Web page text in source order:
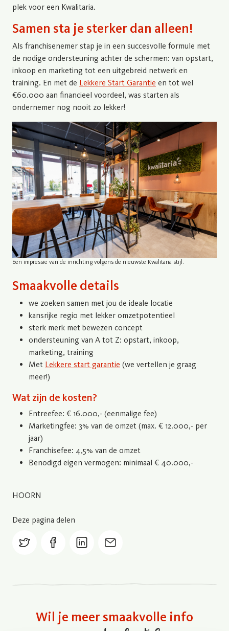
plek voor een Kwalitaria.
Samen sta je sterker dan alleen!
Als franchisenemer stap je in een succesvolle formule met
de nodige ondersteuning achter de schermen: van opstart,
inkoop en marketing tot een uitgebreid netwerk en
training. En met de Lekkere Start Garantie en tot wel
€60.000 aan financieel voordeel, was starten als
ondernemer nog nooit zo lekker!
Een impressie van de inrichting volgens de nieuwste Kwalitaria stijl.
Smaakvolle details
we zoeken samen met jou de ideale locatie
kansrijke regio met lekker omzetpotentieel
sterk merk met bewezen concept
ondersteuning van A tot Z: opstart, inkoop,
marketing, training
Met Lekkere start garantie (we vertellen je graag
meer!)
Wat zijn de kosten?
Entreefee: € 16.000,- (eenmalige fee)
Marketingfee: 3% van de omzet (max. € 12.000,- per
jaar)
Franchisefee: 4,5% van de omzet
Benodigd eigen vermogen: minimaal € 40.000,-
HOORN
Deze pagina delen
twitter facebooklinkedin mail
Wil je meer smaakvolle info